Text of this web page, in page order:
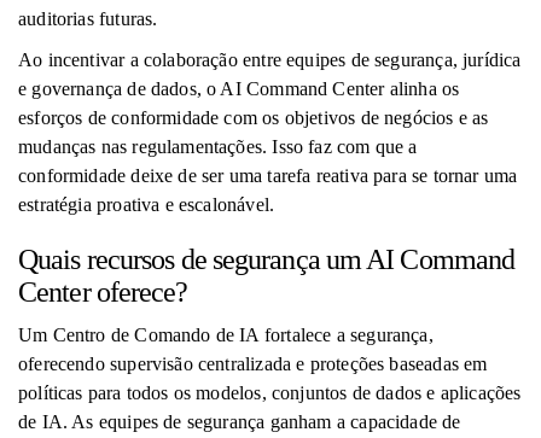
auditorias futuras.
Ao incentivar a colaboração entre equipes de segurança, jurídica
e governança de dados, o AI Command Center alinha os
esforços de conformidade com os objetivos de negócios e as
mudanças nas regulamentações. Isso faz com que a
conformidade deixe de ser uma tarefa reativa para se tornar uma
estratégia proativa e escalonável.
Quais recursos de segurança um AI Command
Center oferece?
Um Centro de Comando de IA fortalece a segurança,
oferecendo supervisão centralizada e proteções baseadas em
políticas para todos os modelos, conjuntos de dados e aplicações
de IA. As equipes de segurança ganham a capacidade de